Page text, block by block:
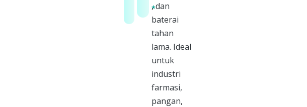
*
*
, dan
baterai
tahan
lama. Ideal
untuk
industri
farmasi,
pangan,